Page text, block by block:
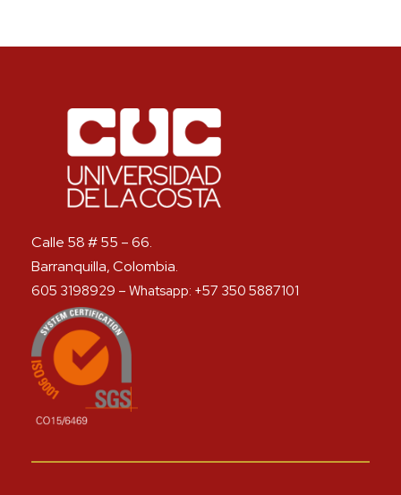
Calle 58 # 55 – 66.
Barranquilla, Colombia.
605 3198929 – Whatsapp: +57 350 5887101